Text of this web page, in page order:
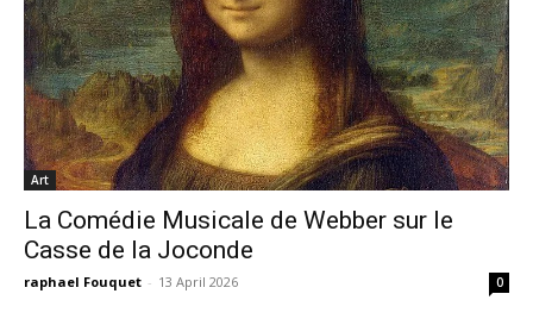
Art
La Comédie Musicale de Webber sur le
Casse de la Joconde
raphael Fouquet - 13 April 2026 0